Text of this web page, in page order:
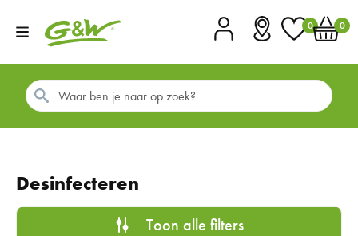
0 0
Desinfecteren
Toon alle filters